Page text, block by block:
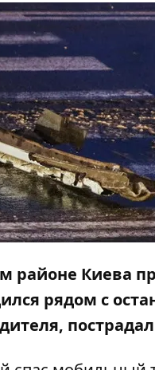
районе Киева
рядом с